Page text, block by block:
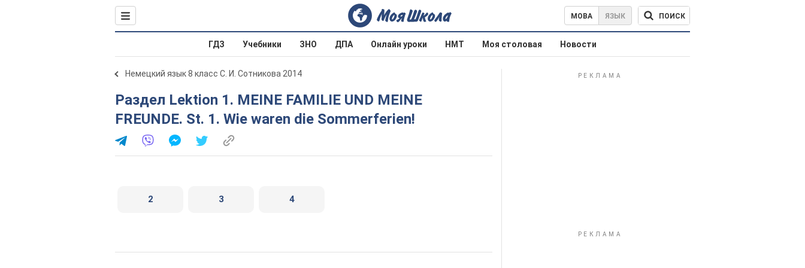
МОВА ЯЗЫК ПОИСК
ГДЗ Учебники ЗНО ДПА Онлайн уроки НМТ Моя столовая Новости
Немецкий язык 8 класс С. И. Сотникова 2014
Раздел Lektion 1. MEINE FAMILIE UND MEINE
FREUNDE. St. 1. Wie waren die Sommerferien!
2 3 4